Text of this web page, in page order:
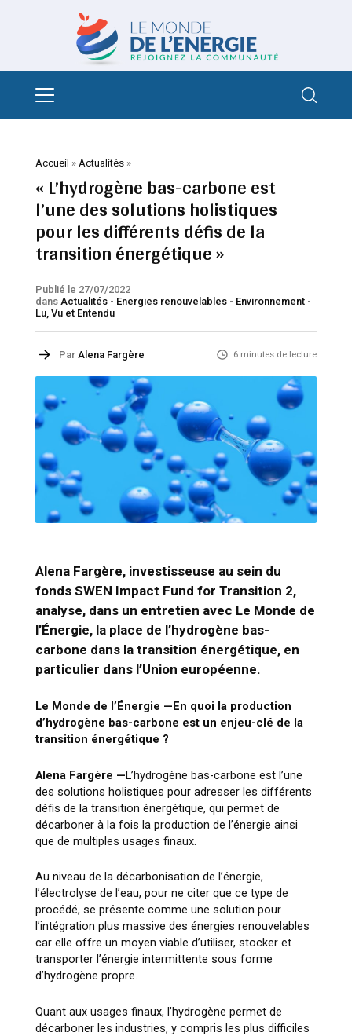
Accueil » Actualités»
« L’hydrogène bas-carbone est
l’une des solutions holistiques
pour les différents défis de la
transition énergétique »
Publié le 27/07/2022
dans Actualités- Energies renouvelables- Environnement-
Lu, Vu et Entendu
Par Alena Fargère 6 minutes de lecture
Alena Fargère, investisseuse au sein du
fonds SWEN Impact Fund for Transition 2,
analyse, dans un entretien avec Le Monde de
l’Énergie, la place de l’hydrogène bas-
carbone dans la transition énergétique, en
particulier dans l’Union européenne.
Le Monde de l’Énergie — En quoi la production
d’hydrogène bas-carbone est un enjeu-clé de la
transition énergétique ?
Alena Fargère —L’hydrogène bas-carbone est l’une
des solutions holistiques pour adresser les différents
défis de la transition énergétique, qui permet de
décarboner à la fois la production de l’énergie ainsi
que de multiples usages finaux.
Au niveau de la décarbonisation de l’énergie,
l’électrolyse de l’eau, pour ne citer que ce type de
procédé, se présente comme une solution pour
l’intégration plus massive des énergies renouvelables
car elle offre un moyen viable d’utiliser, stocker et
transporter l’énergie intermittente sous forme
d’hydrogène propre.
Quant aux usages finaux, l’hydrogène permet de
décarboner les industries, y compris les plus difficiles